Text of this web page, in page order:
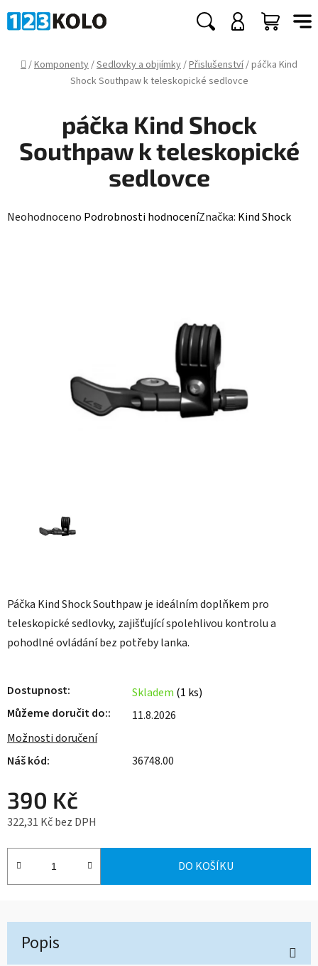
na
Hledat
KOŠÍK
Domů
/Komponenty/Sedlovky a objiímky/Přislušenství/páčka Kind
Shock Southpaw k teleskopické sedlovce
Páčka Kind Shock Southpaw je ideálním doplňkem pro
teleskopické sedlovky, zajišťující spolehlivou kontrolu a
pohodlné ovládání bez potřeby lanka.
Dostupnost Skladem (1 ks)
Můžeme doručit do:
11.8.2026
Možnosti doručení
36748.00
390 Kč
322,31 Kč bez DPH
Měrná cena:
DO KOŠÍKU
páčka Kind Shock
Southpaw k teleskopické
sedlovce
Průměrné
Neohodnoceno Podrobnosti hodnoceníZnačka: Kind Shock
Popis